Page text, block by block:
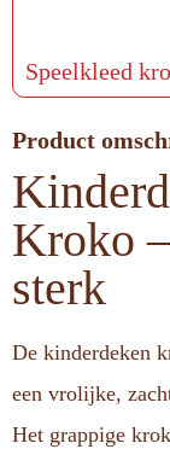
Speelkleed
Product
Kroko
sterk
De kinderdeken
een vrolijke,
Het grappige